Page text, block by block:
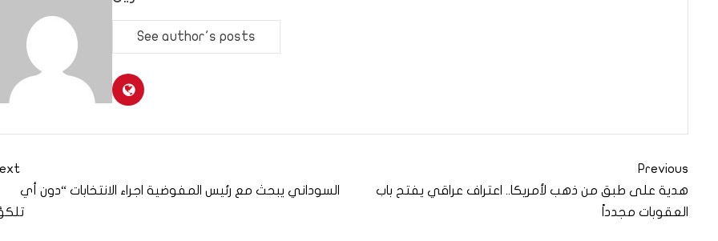
See author's posts
Previous
هدية على طبق من ذهب لأمريكا.. اعتراف عراقي يفتح باب
العقوبات مجدداً
السوداني يبحث مع رئيس المفوضية اجراء الانتخابات “دون أي